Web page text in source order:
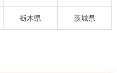
栃木県 茨城県